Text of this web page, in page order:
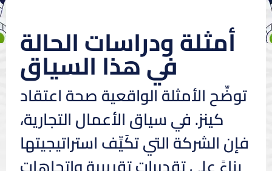
أمثلة ودراسات الحالة
في هذا السياق
توضِّح الأمثلة الواقعية صحة اعتقاد
كينز. في سياق الأعمال التجارية،
فإن الشركة التي تكَيِّف استراتيجيتها